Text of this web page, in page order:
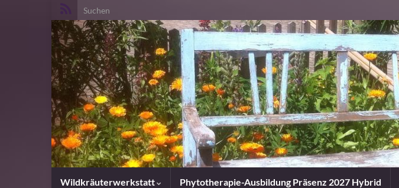
Search for:
Wildkräuterwerkstatt Phytotherapie-Ausbildung Präsenz 2027 Hybrid